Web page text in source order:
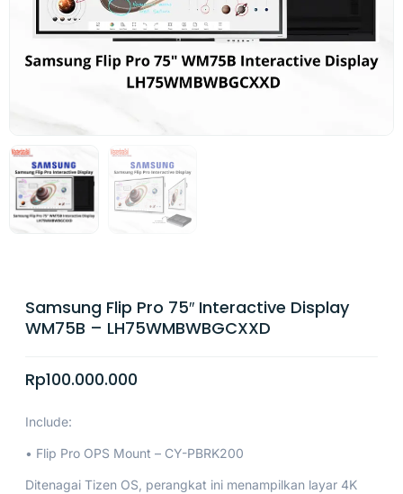
Samsung Flip Pro 75″ Interactive Display
WM75B – LH75WMBWBGCXXD
Rp100.000.000
Include:
• Flip Pro OPS Mount – CY-PBRK200
Ditenagai Tizen OS, perangkat ini menampilkan layar 4K